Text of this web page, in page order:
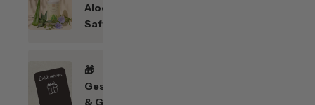
Aloe
Saft
🎁
Geschenkefinder
& Gutscheine